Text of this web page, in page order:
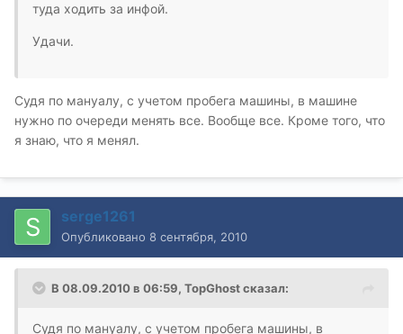
туда ходить за инфой.
Удачи.
Судя по мануалу, с учетом пробега машины, в машине
нужно по очереди менять все. Вообще все. Кроме того, что
я знаю, что я менял.
serge1261
Опубликовано 8 сентября, 2010
В 08.09.2010 в 06:59, TopGhost сказал:
Судя по мануалу, с учетом пробега машины, в